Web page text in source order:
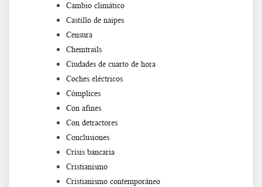
Cambio climático
Castillo de naipes
Censura
Chemtrails
Ciudades de cuarto de hora
Coches eléctricos
Cómplices
Con afines
Con detractores
Conclusiones
Crisis bancaria
Cristianismo
Cristianismo contemporáneo